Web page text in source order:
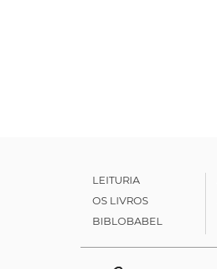
LEITURIA
OS LIVROS
BIBLOBABEL